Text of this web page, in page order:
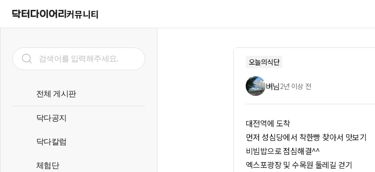
커뮤니티
전체 게시판
닥다공지
닥다칼럼
체험단
오늘의식단
벼님2년 이상 전
대전역에 도착
먼저 성심당에서 착한빵 찾아서 맛보기
비빔밥으로 점심해결^^
엑스포광장 및 수목원 둘레길 걷기